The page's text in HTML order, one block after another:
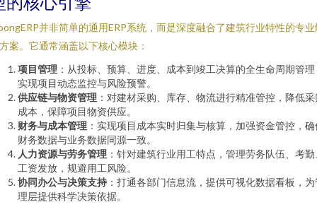
并非简单的通用ERP系统，而是深度融合了建筑行业特性的专业
案。它通常涵盖以下核心模块：
项目管理 ：从投标、预算、进度、成本到竣工决算的全生命周期管理
实现项目动态监控与风险预警。
供应链与物资管理 ：对建材采购、库存、物流进行精准管控，降低
成本，保障项目物资供应。
财务与成本管理 ：实现项目成本实时归集与核算，加强资金管控，确
财务数据与业务数据同源一致。
人力资源与劳务管理 ：针对建筑行业用工特点，管理劳务队伍、考
工资发放，规避用工风险。
协同办公与决策支持 ：打通各部门信息流，提供可视化数据看板，
理层提供科学决策依据。